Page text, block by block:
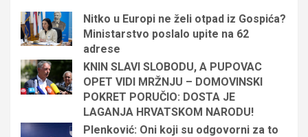
Nitko u Europi ne želi otpad iz Gospića?
Ministarstvo poslalo upite na 62
adrese
KNIN SLAVI SLOBODU, A PUPOVAC
OPET VIDI MRŽNJU – DOMOVINSKI
POKRET PORUČIO: DOSTA JE
LAGANJA HRVATSKOM NARODU!
Plenković: Oni koji su odgovorni za to